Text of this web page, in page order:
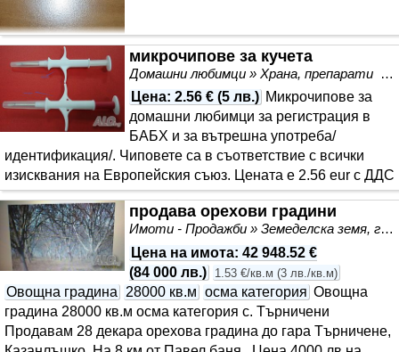
микрочипове за кучета
Домашни любимци » Храна, препарати
Цена: 2.56 € (5 лв.) Микрочипове за
домашни любимци за регистрация в
БАБХ и за вътрешна употреба/
идентификация/. Чиповете са в съответствие с всички
изисквания на Европейския съюз. Цената е 2.56 eur с ДДС
продава орехови градини
Имоти - Продажби » Земеделска земя, градини, лозя, гора
Цена на имота: 42 948.52 €
(84 000 лв.) 1.53 €/кв.м (3 лв./кв.м)
Овощна градина 28000 кв.м осма категория Овощна
градина 28000 кв.м осма категория с. Търничени
Продавам 28 декара орехова градина до гара Търничене,